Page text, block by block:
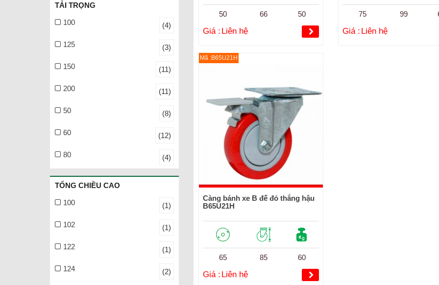
TẢI TRỌNG
100 (4)
125 (3)
150 (11)
200 (11)
50 (8)
60 (12)
80 (4)
TỔNG CHIỀU CAO
100 (1)
102 (1)
122 (1)
124 (2)
50 66 50
Giá : Liên hệ
75 99
Giá : Liên hệ
Mã :B65U21H
Càng bánh xe B đế đỏ thắng hậu
B65U21H
65 85 60
Giá : Liên hệ